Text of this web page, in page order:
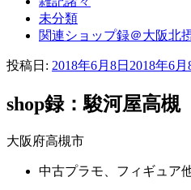
未分類
関連ショップ録＠大阪北
投稿日: 2018年6月8日 2018年6月
shop録：駿河屋高槻
大阪府高槻市
中古プラモ、フィギュア